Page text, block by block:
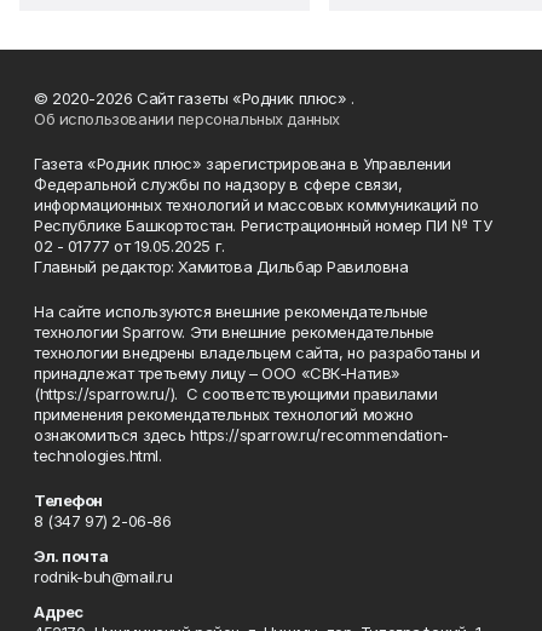
© 2020-2026 Сайт газеты «Родник плюс» .
Об использовании персональных данных
Газета «Родник плюс» зарегистрирована в Управлении
Федеральной службы по надзору в сфере связи,
информационных технологий и массовых коммуникаций по
Республике Башкортостан. Регистрационный номер ПИ № ТУ
02 - 01777 от 19.05.2025 г.
Главный редактор: Хамитова Дильбар Равиловна
На сайте используются внешние рекомендательные
технологии Sparrow. Эти внешние рекомендательные
технологии внедрены владельцем сайта, но разработаны и
принадлежат третьему лицу – ООО «СВК-Натив»
(https://sparrow.ru/). С соответствующими правилами
применения рекомендательных технологий можно
ознакомиться здесь https://sparrow.ru/recommendation-
technologies.html.
Телефон
8 (347 97) 2-06-86
Эл. почта
rodnik-buh@mail.ru
Адрес